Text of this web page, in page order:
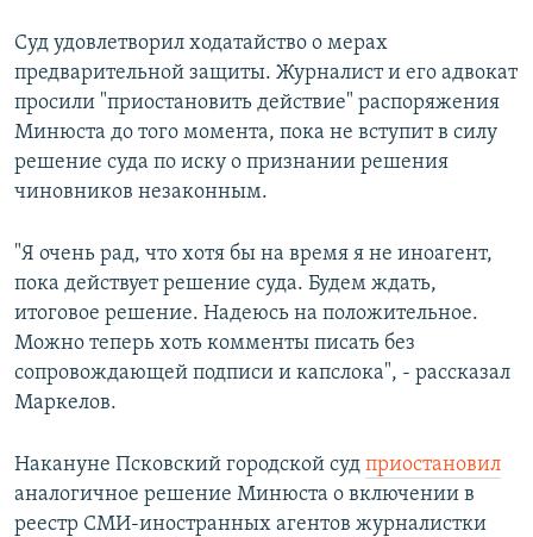
Суд удовлетворил ходатайство о мерах
предварительной защиты. Журналист и его адвокат
просили "приостановить действие" распоряжения
Минюста до того момента, пока не вступит в силу
решение суда по иску о признании решения
чиновников незаконным.
"Я очень рад, что хотя бы на время я не иноагент,
пока действует решение суда. Будем ждать,
итоговое решение. Надеюсь на положительное.
Можно теперь хоть комменты писать без
сопровождающей подписи и капслока", - рассказал
Маркелов.
Накануне Псковский городской суд приостановил
аналогичное решение Минюста о включении в
реестр СМИ-иностранных агентов журналистки